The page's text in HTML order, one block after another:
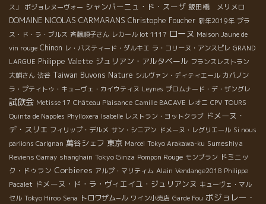
ス」
ボジョレヌーヴォー シャンパーニュ・ド・スーザ 飯田橋 メリメロ
DOMAINE NICOLAS CARMARANS Christophe Foucher 新年2019年 プラ
ス・ド・ラ・ブルス 斉藤順子さん レカール lot 1117 ローヌ Maison Jaune de
vin rouge Chinon レ・バスティード・ダルキエ ラ・コリーヌ・アンスピレ GRAND
LARGUE Philippe Valette ジュリアン・アルタベール フランスレストラン
大輔さん 渋谷 Taiwan Buvons Nature シルヴァン・ディティエール カバノン
ラ・プティトゥ・キューヴェ・カイウティヌ Leynes プロムナード・デ・ザングレ
試飲会 Metisse 17 Château Plaisance Camille BACAVE レオニ CPV TOURS
Quinta de Napoles Phylloxera Isabelle レストラン・ヨットクラブ ドメーヌ・
デ・スリエ フィリップ・デルメ サン・シニアン ドメーヌ・レグリエール Si nous
parlions Carignan 萬谷シェフ 東京 Marcel Tokyo Arakawa-ku Sumeshiya
Reviens Gamay shanghain Tokyo Ginza Pompon Rouge モンブラン ドミニッ
ク・ドゥラン Corbieres アルプ・マリティム Alain Vendange2018 Philippe
Pacalet ドメーヌ・ド・ラ・ヴィエイユ・ジュリアンヌ キューヴェ・マル
セル Tokyo Hiroo Sena トロワザム−ル ワイン小売店 Garde Fou ボジョレー・